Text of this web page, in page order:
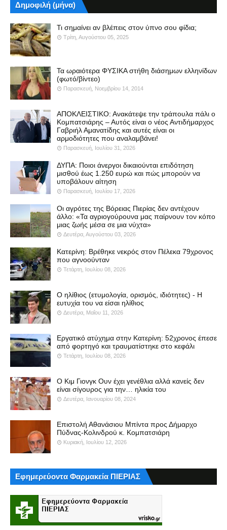
Δημοφιλή (μήνα)
Τι σημαίνει αν βλέπεις στον ύπνο σου φίδια;
Τρίτη, Αυγούστου 05, 2025
Τα ωραιότερα ΦΥΣΙΚΑ στήθη διάσημων ελληνίδων
(φωτό/βίντεο)
Παρασκευή, Νοεμβρίου 14, 2014
ΑΠΟΚΛΕΙΣΤΙΚΟ: Ανακάτεψε την τράπουλα πάλι ο
Κομπατσιάρης – Αυτός είναι ο νέος Αντιδήμαρχος
Γαβριήλ Αμανατίδης και αυτές είναι οι
αρμοδιότητες που αναλαμβάνει!
Παρασκευή, Ιουλίου 31, 2026
ΔΥΠΑ: Ποιοι άνεργοι δικαιούνται επιδότηση
μισθού έως 1.250 ευρώ και πώς μπορούν να
υποβάλουν αίτηση
Παρασκευή, Ιουλίου 17, 2026
Οι αγρότες της Βόρειας Πιερίας δεν αντέχουν
άλλο: «Τα αγριογούρουνα μας παίρνουν τον κόπο
μιας ζωής μέσα σε μια νύχτα»
Δευτέρα, Αυγούστου 03, 2026
Κατερίνη: Βρέθηκε νεκρός στον Πέλεκα 79χρονος
που αγνοούνταν
Τετάρτη, Ιουλίου 08, 2026
Ο ηλίθιος (ετυμολογία, ορισμός, ιδιότητες) - Η
ευτυχία του να είσαι ηλίθιος
Δευτέρα, Μαΐου 11, 2026
Εργατικό ατύχημα στην Κατερίνη: 52χρονος έπεσε
από φορτηγό και τραυματίστηκε στο κεφάλι
Τετάρτη, Ιουλίου 08, 2026
Ο Κιμ Γιονγκ Ουν έχει γενέθλια αλλά κανείς δεν
είναι σίγουρος για την… ηλικία του
Δευτέρα, Ιανουαρίου 08, 2024
Επιστολή Αθανάσιου Μπίντα προς Δήμαρχο
Πύδνας-Κολινδρού κ. Κομπατσιάρη
Κυριακή, Ιουλίου 12, 2026
Εφημερεύοντα Φαρμακεία ΠΙΕΡΙΑΣ